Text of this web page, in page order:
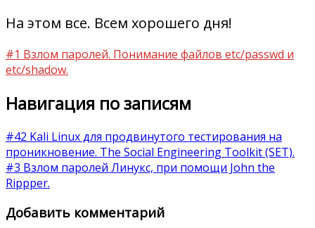
На этом все. Всем хорошего дня!
#1 Взлом паролей. Понимание файлов etc/passwd и
etc/shadow.
Навигация по записям
#42 Kali Linux для продвинутого тестирования на
проникновение. The Social Engineering Toolkit (SET).
#3 Взлом паролей Линукс, при помощи John the
Rippper.
Добавить комментарий